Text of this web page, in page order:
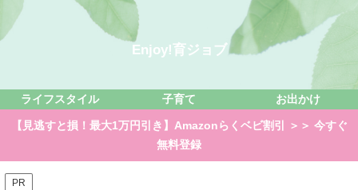
Enjoy!育ジョブ
ライフスタイル 子育て お出かけ
【見逃すと損！最大1万円引き】Amazonらくベビ割引 ＞＞ 今すぐ
無料登録
PR